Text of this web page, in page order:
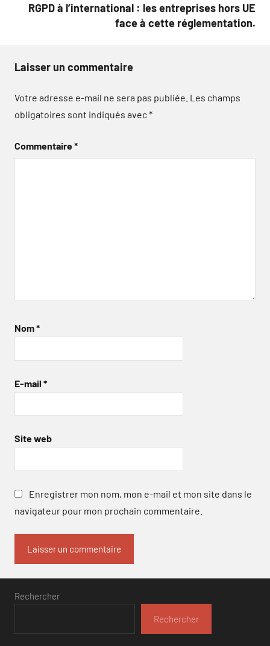
RGPD à l’international : les entreprises hors UE
face à cette réglementation.
Laisser un commentaire
Votre adresse e-mail ne sera pas publiée. Les champs
obligatoires sont indiqués avec*
Commentaire*
Nom*
E-mail *
Site web
Enregistrer mon nom, mon e-mail et mon site dans le
navigateur pour mon prochain commentaire.
Rechercher
Rechercher